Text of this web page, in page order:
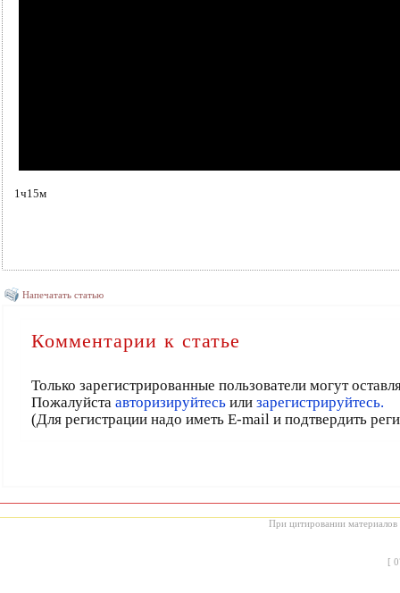
1ч15м
Напечатать статью
Комментарии к статье
Только зарегистрированные пользователи могут
Пожалуйста авторизируйтесьили зарегистрируйтесь.
(Для регистрации надо иметь E-mail и подтвердить
При цитировании материалов
[